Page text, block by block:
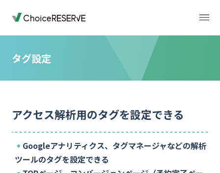
機能 導入事例
業種から選ぶ デモサイト
タグ設定
アクセス解析用のタグを設定できる
Googleアナリティクス、タグマネージャなどの解析
ツールのタグを設定できる